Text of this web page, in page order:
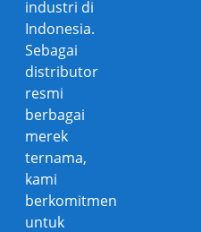
industri di
Indonesia.
Sebagai
distributor
resmi
berbagai
merek
ternama,
kami
berkomitmen
untuk